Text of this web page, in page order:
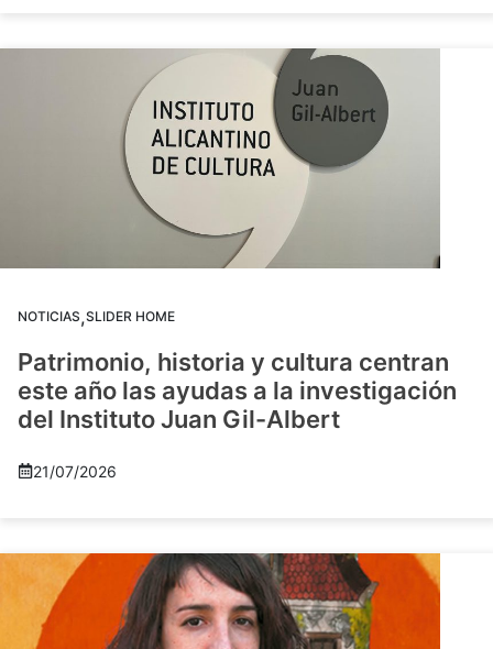
NOTICIAS,SLIDER HOME
Patrimonio, historia y cultura centran
este año las ayudas a la investigación
del Instituto Juan Gil-Albert
21/07/2026